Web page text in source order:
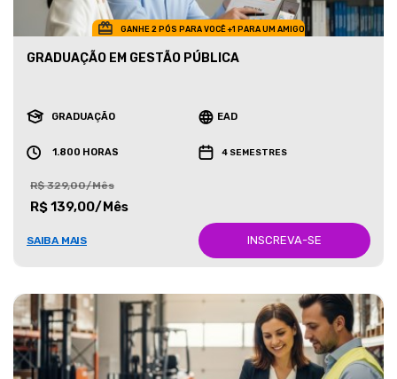
GANHE 2 PÓS PARA VOCÊ +1 PARA UM AMIGO
GRADUAÇÃO EM GESTÃO PÚBLICA
GRADUAÇÃO EAD
1.800 HORAS 4 SEMESTRES
R$ 329,00/Mês
R$ 139,00/Mês
SAIBA MAIS INSCREVA-SE